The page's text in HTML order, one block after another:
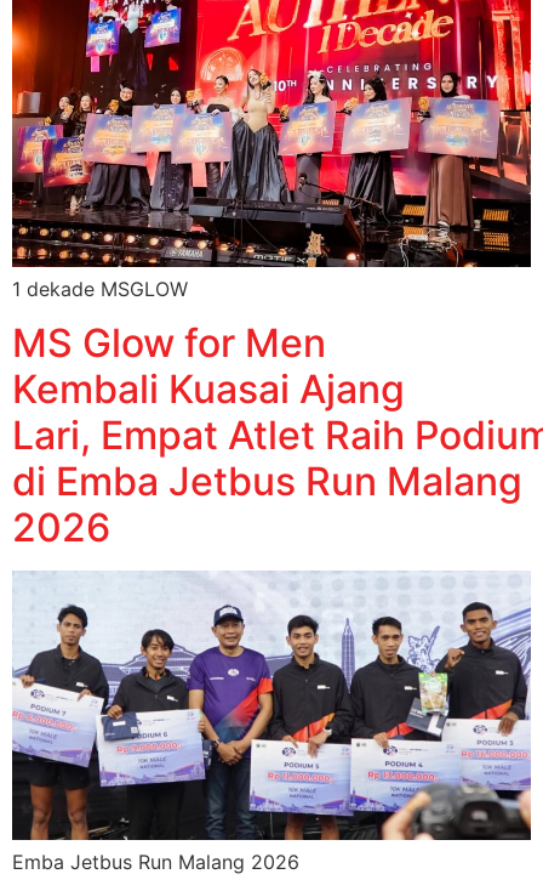
1 dekade MSGLOW
MS Glow for Men
Kembali Kuasai Ajang
Lari, Empat Atlet Raih
di Emba Jetbus Run Malang
2026
Emba Jetbus Run Malang 2026